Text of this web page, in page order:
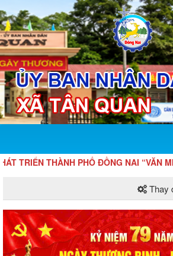
TRIỂN THÀNH PHỐ ĐỒNG NAI “VĂN
Thay